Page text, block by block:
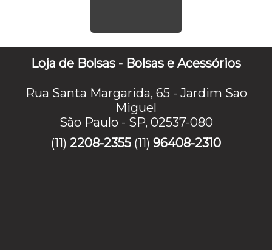
Loja de Bolsas - Bolsas e Acessórios
Rua Santa Margarida, 65 - Jardim Sao
Miguel
São Paulo - SP, 02537-080
(11) 2208-2355 (11) 96408-2310